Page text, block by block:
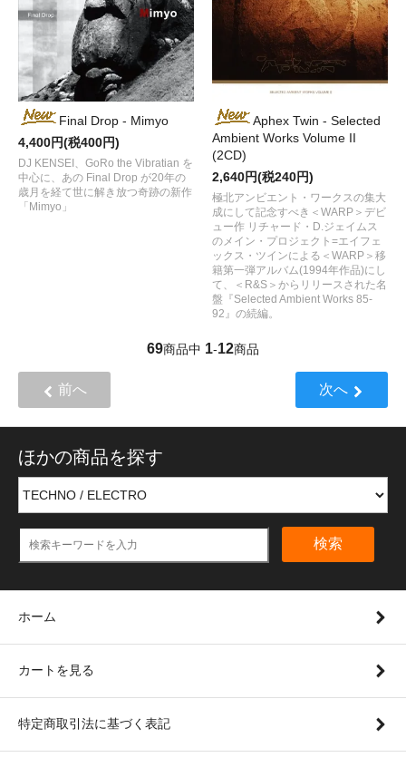
Final Drop - Mimyo
4,400円(税400円)
DJ KENSEI、GoRo the Vibratian を
中心に、あの Final Drop が20年の
歳月を経て世に解き放つ奇跡の新作
「Mimyo」
Aphex Twin - Selected
Ambient Works Volume II
(2CD)
2,640円(税240円)
極北アンビエント・ワークスの集大
成にして記念すべき＜WARP＞デビ
ュー作 リチャード・D.ジェイムス
のメイン・プロジェクト=エイフェ
ックス・ツインによる＜WARP＞移
籍第一弾アルバム(1994年作品)にし
て、＜R&S＞からリリースされた名
盤『Selected Ambient Works 85-
92』の続編。
69商品中 1-12商品
前へ 次へ
ほかの商品を探す
検索
ホーム
カートを見る
特定商取引法に基づく表記